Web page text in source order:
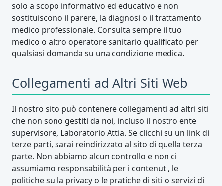
solo a scopo informativo ed educativo e non
sostituiscono il parere, la diagnosi o il trattamento
medico professionale. Consulta sempre il tuo
medico o altro operatore sanitario qualificato per
qualsiasi domanda su una condizione medica.
Collegamenti ad Altri Siti Web
Il nostro sito può contenere collegamenti ad altri siti
che non sono gestiti da noi, incluso il nostro ente
supervisore, Laboratorio Attia. Se clicchi su un link di
terze parti, sarai reindirizzato al sito di quella terza
parte. Non abbiamo alcun controllo e non ci
assumiamo responsabilità per i contenuti, le
politiche sulla privacy o le pratiche di siti o servizi di